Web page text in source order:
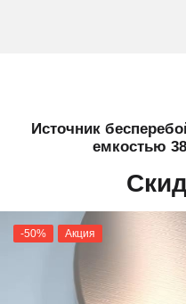
Источник
емкостью
-50% Акция